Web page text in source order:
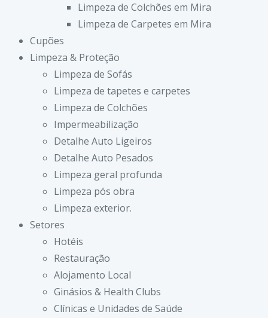
Limpeza de Colchões em Mira
Limpeza de Carpetes em Mira
Cupões
Limpeza & Proteção
Limpeza de Sofás
Limpeza de tapetes e carpetes
Limpeza de Colchões
Impermeabilização
Detalhe Auto Ligeiros
Detalhe Auto Pesados
Limpeza geral profunda
Limpeza pós obra
Limpeza exterior.
Setores
Hotéis
Restauração
Alojamento Local
Ginásios & Health Clubs
Clínicas e Unidades de Saúde